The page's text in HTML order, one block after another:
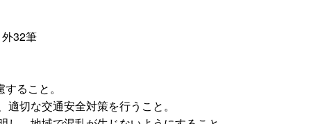
32筆
ること。
切な交通安全対策を行うこと。